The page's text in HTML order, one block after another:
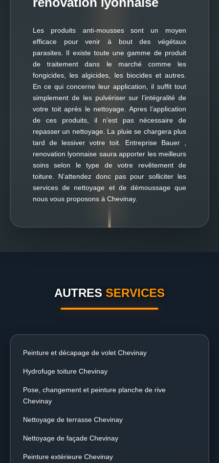
Les produits anti-mousses sont un moyen
efficace pour venir à bout des végétaux
parasites. Il existe toute une gamme de produit
de traitement dans le marché comme les
fongicides, les algicides, les biocides et autres.
En ce qui concerne leur application, il suffit tout
simplement de les pulvériser sur l’intégralité de
votre toit après le nettoyage. Apres l’application
de ces produits, il n’est pas nécessaire de
repasser un nettoyage. La pluie se chargera plus
tard de lessiver votre toit. Entreprise Bauer ,
renovation lyonnaise saura apporter les meilleurs
soins selon le type de votre revêtement de
toiture. N’attendez donc pas pour solliciter les
services de nettoyage et de démoussage que
nous vous proposons à Chevinay.
AUTRES SERVICES
Peinture et décapage de volet Chevinay
Hydrofuge toiture Chevinay
Pose, changement et peinture planche de rive
Chevinay
Nettoyage de terrasse Chevinay
Nettoyage de façade Chevinay
Peinture extérieure Chevinay